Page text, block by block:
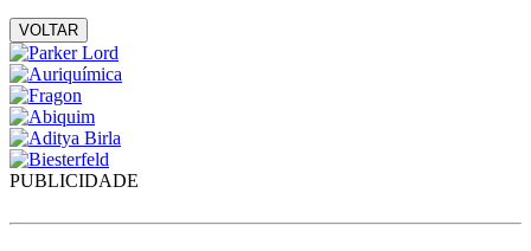
VOLTAR
PUBLICIDADE